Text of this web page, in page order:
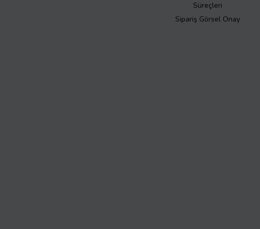
Süreçleri
Sipariş Görsel Onay